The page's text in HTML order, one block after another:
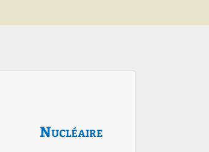
Nucléaire